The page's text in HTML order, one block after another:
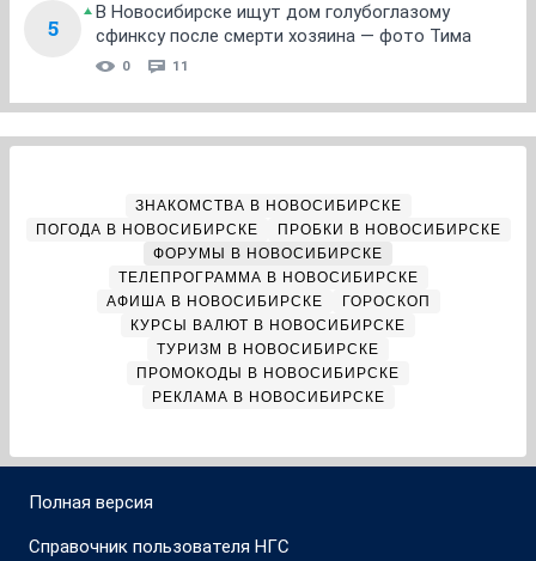
5
В Новосибирске ищут дом голубоглазому
сфинксу после смерти хозяина — фото Тима
0 11
ЗНАКОМСТВА В НОВОСИБИРСКЕ
ПОГОДА В НОВОСИБИРСКЕ
ПРОБКИ В НОВОСИБИРСКЕ
ФОРУМЫ В НОВОСИБИРСКЕ
ТЕЛЕПРОГРАММА В НОВОСИБИРСКЕ
АФИША В НОВОСИБИРСКЕ
ГОРОСКОП
КУРСЫ ВАЛЮТ В НОВОСИБИРСКЕ
ТУРИЗМ В НОВОСИБИРСКЕ
ПРОМОКОДЫ В НОВОСИБИРСКЕ
РЕКЛАМА В НОВОСИБИРСКЕ
Полная версия
Справочник пользователя НГС